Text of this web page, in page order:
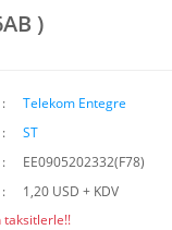
)
Telekom Entegre
ST
EE0905202332(F78)
1,20 USD + KDV
taksitlerle!!